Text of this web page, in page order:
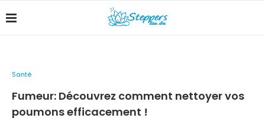
Santé
Fumeur: Découvrez comment nettoyer vos
poumons efficacement !